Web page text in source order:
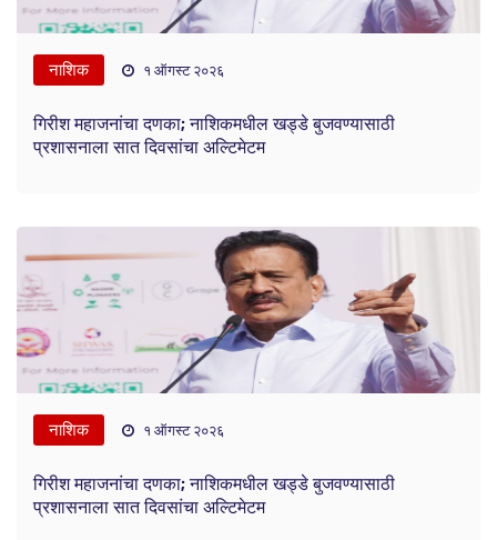
नाशिक १ ऑगस्ट २०२६
गिरीश महाजनांचा दणका; नाशिकमधील खड्डे बुजवण्यासाठी
प्रशासनाला सात दिवसांचा अल्टिमेटम
नाशिक १ ऑगस्ट २०२६
गिरीश महाजनांचा दणका; नाशिकमधील खड्डे बुजवण्यासाठी
प्रशासनाला सात दिवसांचा अल्टिमेटम